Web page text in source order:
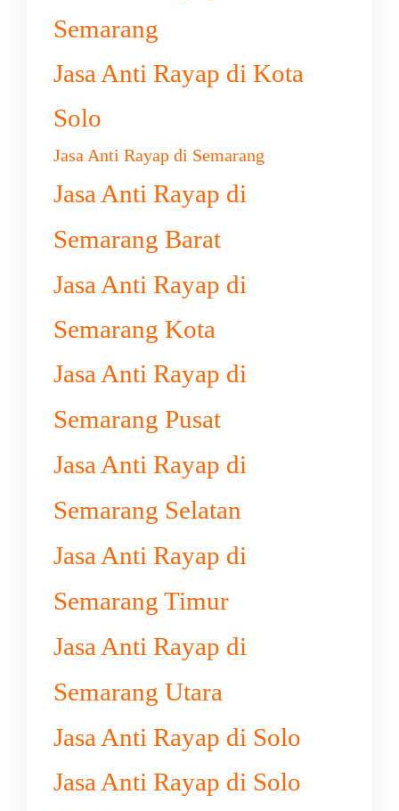
Semarang
Jasa Anti Rayap di Kota
Solo
Jasa Anti Rayap di Semarang
Jasa Anti Rayap di
Semarang Barat
Jasa Anti Rayap di
Semarang Kota
Jasa Anti Rayap di
Semarang Pusat
Jasa Anti Rayap di
Semarang Selatan
Jasa Anti Rayap di
Semarang Timur
Jasa Anti Rayap di
Semarang Utara
Jasa Anti Rayap di Solo
Jasa Anti Rayap di Solo